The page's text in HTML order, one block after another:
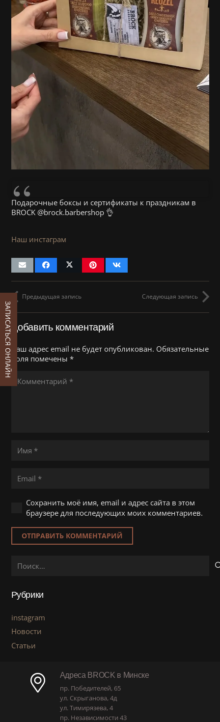
Подарочные боксы и сертификаты к праздникам в
BROCK @brock.barbershop 👌
Наш инстаграм
Предыдущая запись Следующая запись
Добавить комментарий
Ваш адрес email не будет опубликован. Обязательные
поля помечены *
Сохранить моё имя, email и адрес сайта в этом
браузере для последующих моих комментариев.
ОТПРАВИТЬ КОММЕНТАРИЙ
Рубрики
instagram
Новости
Статьи
Адреса BROCK в Минске
пр. Победителей, 65
ул. Скрыганова, 4д
ул. Тимирязева, 4
пр. Независимости 43
ЗАПИСАТЬСЯ ОНЛАЙН